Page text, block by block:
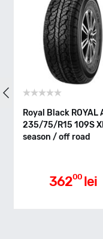
Indice greutate
Clasa de eficienta
Aderenta pe
Royal Black ROYAL A/T
235/75/R15 109S XL
season / off road
36200 lei